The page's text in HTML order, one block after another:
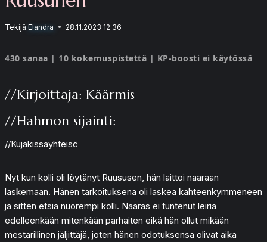
Tekijä Elandra 28.11.2023 12:36
430 sanaa | 10 kokemuspistettä | KP-boosti ei käytössä
//Kirjoittaja: Käärmis
//Hahmon sijainti:
//Kujakissayhteisö
Nyt kun kolli oli löytänyt Ruususen, hän laittoi naaraan
laskemaan. Hänen tarkoituksena oli laskea kahteenkymmeneen
ja sitten etsiä nuorempi kolli. Naaras ei tuntenut leiriä
edelleenkään mitenkään parhaiten eikä hän ollut mikään
mestarillinen jäljittäjä, joten hänen odotuksensa olivat aika